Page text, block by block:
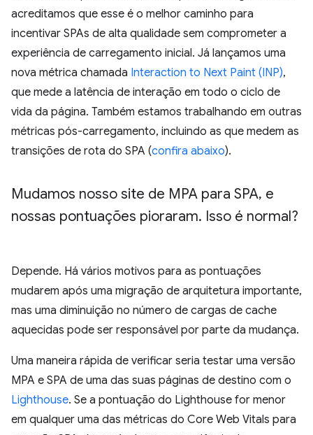
acreditamos que esse é o melhor caminho para
incentivar SPAs de alta qualidade sem comprometer a
experiência de carregamento inicial. Já lançamos uma
nova métrica chamada Interaction to Next Paint (INP),
que mede a latência de interação em todo o ciclo de
vida da página. Também estamos trabalhando em outras
métricas pós-carregamento, incluindo as que medem as
transições de rota do SPA (confira abaixo).
Mudamos nosso site de MPA para SPA, e
nossas pontuações pioraram. Isso é normal?
Depende. Há vários motivos para as pontuações
mudarem após uma migração de arquitetura importante,
mas uma diminuição no número de cargas de cache
aquecidas pode ser responsável por parte da mudança.
Uma maneira rápida de verificar seria testar uma versão
MPA e SPA de uma das suas páginas de destino com o
Lighthouse. Se a pontuação do Lighthouse for menor
em qualquer uma das métricas do Core Web Vitals para